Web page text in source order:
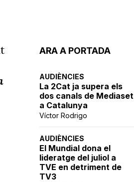
ARA A PORTADA
AUDIÈNCIES
La 2Cat ja supera els
dos canals de Mediaset
a Catalunya
Víctor Rodrigo
AUDIÈNCIES
El Mundial dona el
lideratge del juliol a
TVE en detriment de
TV3